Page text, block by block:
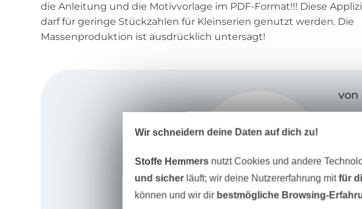
die Anleitung und die Motivvorlage im PDF-Format!!! Diese
darf für geringe Stückzahlen für Kleinserien genutzt werden. Die
Massenproduktion ist ausdrücklich untersagt!
von
Wir schneidern deine Daten auf dich zu!
Stoffe Hemmers nutzt Cookies und andere
und sicherläuft; wir deine Nutzererfahrung mitfür
können und wir dir bestmögliche Browsing-